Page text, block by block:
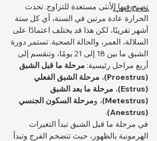
صحة الماشية
تصبح فيها الأنثى مستعدة للتزاوج. تحدث
الحرارة عادة مرتين في السنة، أي كل ستة
أشهر تقريبًا، لكن هذا قد يختلف اعتمادًا على
السلالة، العمر، والحالة الصحية. تستمر دورة
الشبق ما بين 18 إلى 21 يومًا، وتنقسم إلى
أربع مراحل رئيسية: مرحلة ما قبل الشبق
(Proestrus)
، مرحلة الشبق الفعلي
(Estrus)
، مرحلة ما بعد الشبق
(Metestrus)
، ومرحلة السكون الجنسي
(Anestrus)
.
في مرحلة ما قبل الشبق تبدأ التغيرات
الهرمونية بالظهور، حيث تتضخم الفرج وتبدأ